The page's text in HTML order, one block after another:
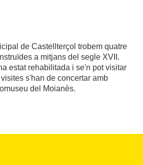
de Castellterçol trobem quatre
a mitjans del segle XVII.
estat rehabilitada i se'n pot visitar
visites s'han de concertar amb
del Moianès.